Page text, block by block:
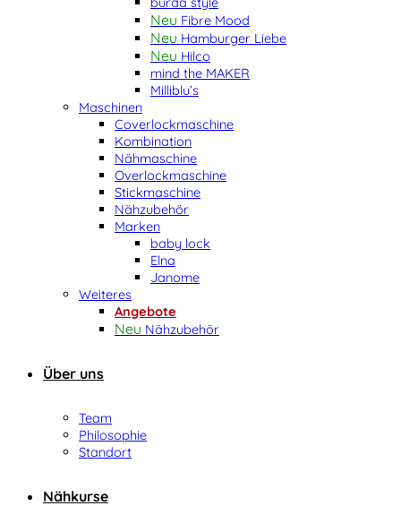
Fibre Mood
Hamburger Liebe
Hilco
mind the MAKER
Milliblu’s
Maschinen
Coverlockmaschine
Kombination
Nähmaschine
Overlockmaschine
Stickmaschine
Nähzubehör
Marken
baby lock
Elna
Janome
Weiteres
Angebote
Nähzubehör
Über uns
Team
Philosophie
Standort
Nähkurse